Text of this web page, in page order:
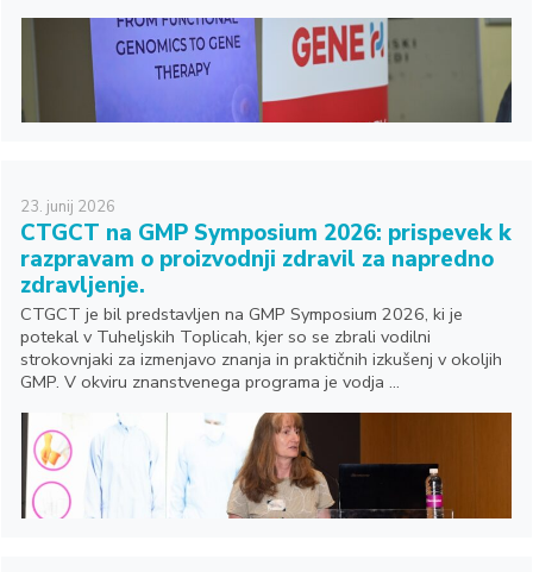
23. junij 2026
CTGCT na GMP Symposium 2026: prispevek k
razpravam o proizvodnji zdravil za napredno
zdravljenje.
CTGCT je bil predstavljen na GMP Symposium 2026, ki je
potekal v Tuheljskih Toplicah, kjer so se zbrali vodilni
strokovnjaki za izmenjavo znanja in praktičnih izkušenj v okoljih
GMP. V okviru znanstvenega programa je vodja ...